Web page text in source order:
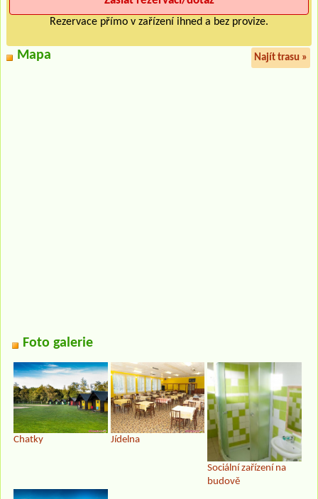
Rezervace přímo v zařízení ihned a bez provize.
Mapa Najít trasu »
Foto galerie
Chatky Jídelna
Sociální zařízení na
budově